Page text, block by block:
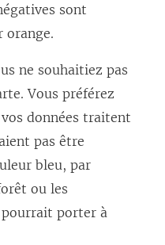
sont
orange.
ne souhaitiez pas
Vous préférez
données traitent
pas être
bleu, par
ou les
pourrait porter à